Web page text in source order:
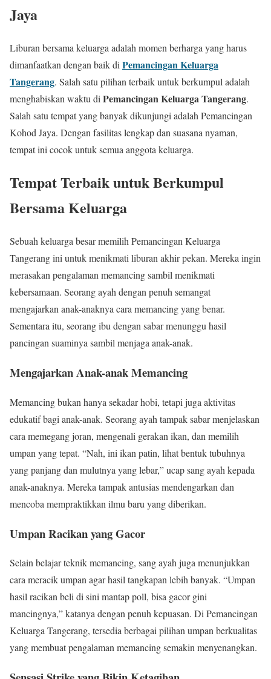
Jaya
Liburan bersama keluarga adalah momen berharga yang harus
dimanfaatkan dengan baik di Pemancingan Keluarga
Tangerang. Salah satu pilihan terbaik untuk berkumpul adalah
menghabiskan waktu di Pemancingan Keluarga Tangerang.
Salah satu tempat yang banyak dikunjungi adalah Pemancingan
Kohod Jaya. Dengan fasilitas lengkap dan suasana nyaman,
tempat ini cocok untuk semua anggota keluarga.
Tempat Terbaik untuk Berkumpul
Bersama Keluarga
Sebuah keluarga besar memilih Pemancingan Keluarga
Tangerang ini untuk menikmati liburan akhir pekan. Mereka ingin
merasakan pengalaman memancing sambil menikmati
kebersamaan. Seorang ayah dengan penuh semangat
mengajarkan anak-anaknya cara memancing yang benar.
Sementara itu, seorang ibu dengan sabar menunggu hasil
pancingan suaminya sambil menjaga anak-anak.
Mengajarkan Anak-anak Memancing
Memancing bukan hanya sekadar hobi, tetapi juga aktivitas
edukatif bagi anak-anak. Seorang ayah tampak sabar menjelaskan
cara memegang joran, mengenali gerakan ikan, dan memilih
umpan yang tepat. “Nah, ini ikan patin, lihat bentuk tubuhnya
yang panjang dan mulutnya yang lebar,” ucap sang ayah kepada
anak-anaknya. Mereka tampak antusias mendengarkan dan
mencoba mempraktikkan ilmu baru yang diberikan.
Umpan Racikan yang Gacor
Selain belajar teknik memancing, sang ayah juga menunjukkan
cara meracik umpan agar hasil tangkapan lebih banyak. “Umpan
hasil racikan beli di sini mantap poll, bisa gacor gini
mancingnya,” katanya dengan penuh kepuasan. Di Pemancingan
Keluarga Tangerang, tersedia berbagai pilihan umpan berkualitas
yang membuat pengalaman memancing semakin menyenangkan.